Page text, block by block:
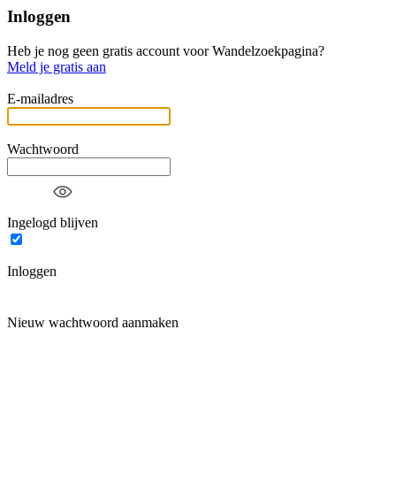
Inloggen
Heb je nog geen gratis account voor Wandelzoekpagina?
Meld je gratis aan
E-mailadres
Wachtwoord
Ingelogd blijven
Inloggen
Nieuw wachtwoord aanmaken